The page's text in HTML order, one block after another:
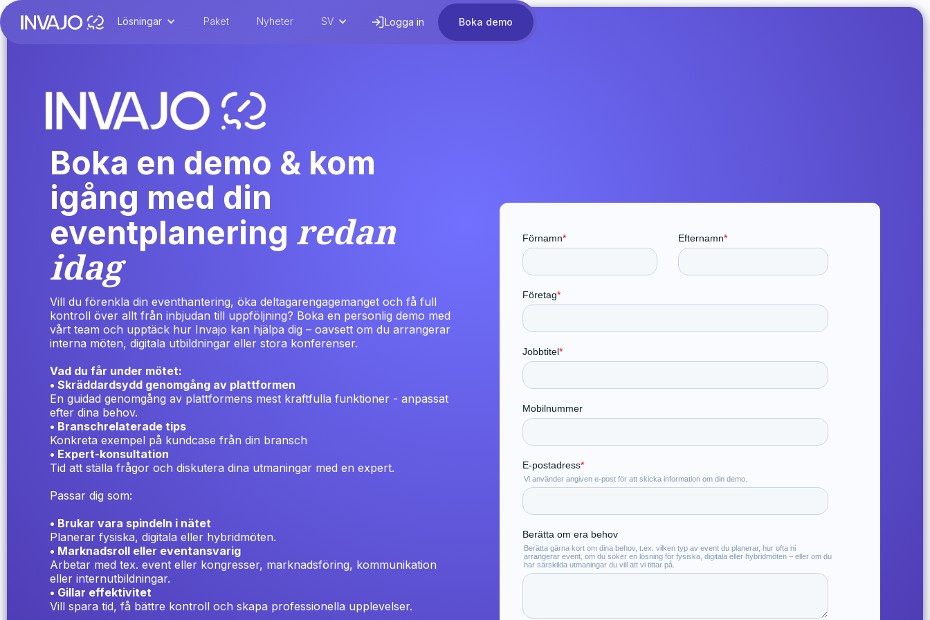
Lösningar Paket Nyheter SV Logga in Boka demo
Boka en demo & kom
igång med din
eventplanering redan
idag
Vill du förenkla din eventhantering, öka deltagarengagemanget och få full
kontroll över allt från inbjudan till uppföljning? Boka en personlig demo med
vårt team och upptäck hur Invajo kan hjälpa dig – oavsett om du arrangerar
interna möten, digitala utbildningar eller stora konferenser.
Vad du får under mötet:
• Skräddardsydd genomgång av plattformen
En guidad genomgång av plattformens mest kraftfulla funktioner - anpassat
efter dina behov.
• Branschrelaterade tips
Konkreta exempel på kundcase från din bransch
• Expert-konsultation
Tid att ställa frågor och diskutera dina utmaningar med en expert.
Passar dig som:
• Brukar vara spindeln i nätet
Planerar fysiska, digitala eller hybridmöten.
• Marknadsroll eller eventansvarig
Arbetar med tex. event eller kongresser, marknadsföring, kommunikation
eller internutbildningar.
• Gillar effektivitet
Vill spara tid, få bättre kontroll och skapa professionella upplevelser.